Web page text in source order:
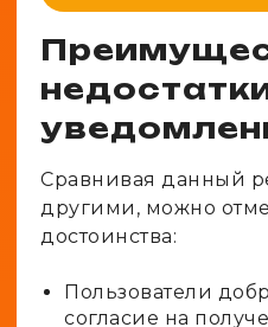
Сравнивая данный
другими, можно
достоинства:
Пользователи
согласие на